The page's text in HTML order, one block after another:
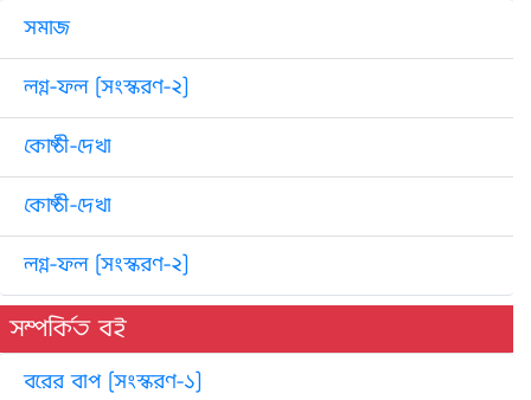
সমাজ
লগ্ন-ফল [সংস্করণ-২]
কোষ্ঠী-দেখা
কোষ্ঠী-দেখা
লগ্ন-ফল [সংস্করণ-২]
সম্পর্কিত বই
বরের বাপ [সংস্করণ-১]